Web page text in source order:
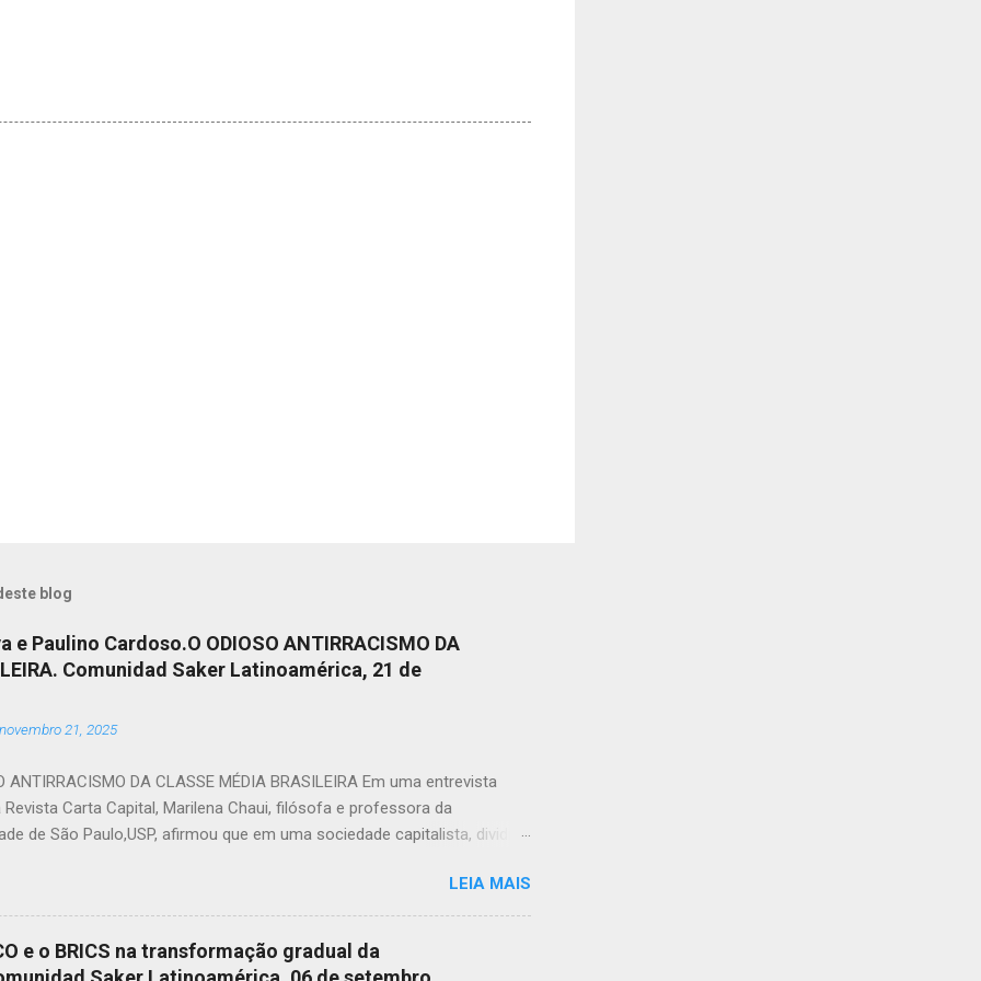
blog
e Paulino Cardoso.O ODIOSO ANTIRRACISMO DA
Comunidad Saker Latinoamérica, 21 de
novembro 21, 2025
ANTIRRACISMO DA CLASSE MÉDIA BRASILEIRA Em uma entrevista
Revista Carta Capital, Marilena Chaui, filósofa e professora da
de São Paulo,USP, afirmou que em uma sociedade capitalista, dividida
serve de correia de transmissão dos valores das classes
Ela, ao mesmo tempo em que possui o sonho de ser burguesia,
um pesadelo constante, cair na pobreza. Porém, como confunde
dinheiro, cria a ilusão de pertencer a burguesia por meio do consumo
LEIA MAIS
e o BRICS na transformação gradual da